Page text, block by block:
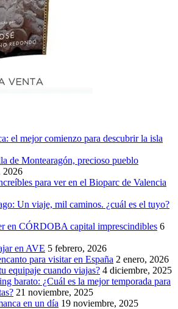
el mejor comienzo para descubrir la isla
de Montearagón, precioso pueblo
2026
para ver en el Bioparc de Valencia
Un viaje, mil caminos. ¿cuál es el tuyo?
en CÓRDOBA capital imprescindibles 6
en AVE 5 febrero, 2026
para visitar en España 2 enero, 2026
equipaje cuando viajas? 4 diciembre, 2025
barato: ¿Cuál es la mejor temporada para
21 noviembre, 2025
en un día 19 noviembre, 2025